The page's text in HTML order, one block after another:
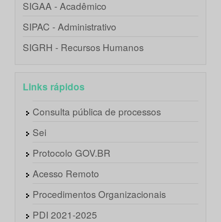
SIGAA - Acadêmico
SIPAC - Administrativo
SIGRH - Recursos Humanos
Links rápidos
Consulta pública de processos
Sei
Protocolo GOV.BR
Acesso Remoto
Procedimentos Organizacionais
PDI 2021-2025